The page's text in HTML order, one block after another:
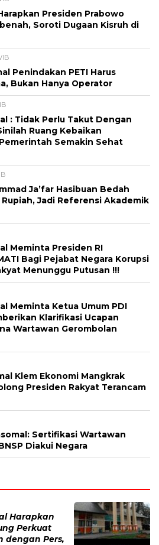
Presiden Prabowo
Soroti Dugaan Kisruh di
Penindakan PETI Harus
Bukan Hanya Operator
: Tidak Perlu Takut Dengan
Ruang Kebaikan
Semakin Sehat
Ja’far Hasibuan Bedah
Rupiah, Jadi Referensi Akademik
Meminta Presiden RI
Bagi Pejabat Negara Korupsi
Menunggu Putusan !!!
Meminta Ketua Umum PDI
Klarifikasi Ucapan
Wartawan Gerombolan
Klem Ekonomi Mangkrak
Presiden Rakyat Terancam
Sertifikasi Wartawan
Diakui Negara
Harapkan
Perkuat
dengan Pers,